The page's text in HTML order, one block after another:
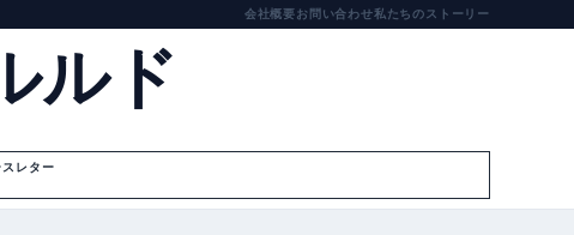
会社概要お問い合わせ私たちのストーリー
ルド
スレター